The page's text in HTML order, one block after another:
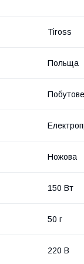
Tiross
Польща
Побутове
Ножова
150 Вт
50 г
220 В